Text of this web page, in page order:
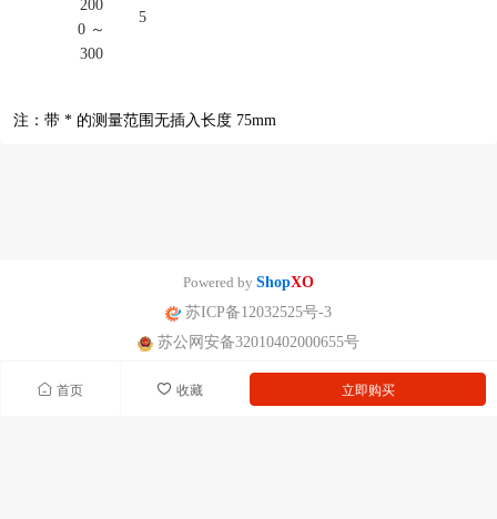
首页 收藏 立即购买
200
5
0 ～
300
注：带 * 的测量范围无插入长度 75mm
Powered by ShopXO
苏ICP备12032525号-3
苏公网安备32010402000655号